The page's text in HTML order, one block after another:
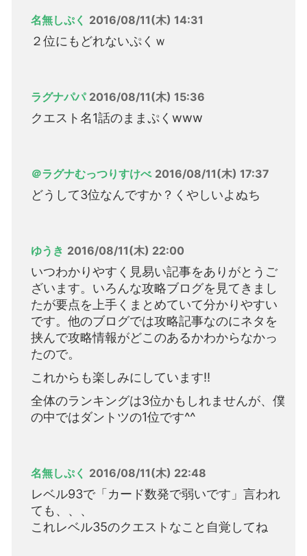
名無しぷく 2016/08/11(木) 14:31
２位にもどれないぷくｗ
ラグナパパ 2016/08/11(木) 15:36
クエスト名1話のままぷくwww
＠ラグナむっつりすけべ 2016/08/11(木) 17:37
どうして3位なんですか？くやしいよぬち
ゆうき 2016/08/11(木) 22:00
いつわかりやすく見易い記事をありがとうご
ざいます。いろんな攻略ブログを見てきまし
たが要点を上手くまとめていて分かりやすい
です。他のブログでは攻略記事なのにネタを
挟んで攻略情報がどこのあるかわからなかっ
たので。
これからも楽しみにしています!!
全体のランキングは3位かもしれませんが、僕
の中ではダントツの1位です^^
名無しぷく 2016/08/11(木) 22:48
レベル93で「カード数発で弱いです」言われ
ても、、、
これレベル35のクエストなこと自覚してね